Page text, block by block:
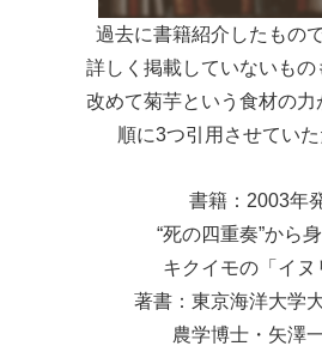
過去に書籍紹介したもの
詳しく掲載していないも
改めて菊芋という食材の力
順に3つ引用させてい
書籍：2003年
“死の四重奏”から
キクイモの「イヌ
著書：東京海洋大学
農学博士・矢澤